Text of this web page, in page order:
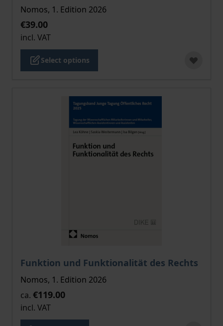
Nomos, 1. Edition 2026
€39.00
incl. VAT
Select options
Funktion und Funktionalität des Rechts
The price depends on the options chosen on the
Nomos, 1. Edition 2026
ca. €119.00
incl. VAT